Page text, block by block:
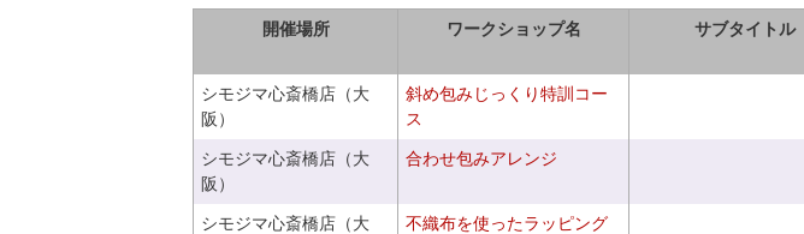
開催場所 ワークショップ名 サブタイトル
シモジマ心斎橋店（大
阪）
斜め包みじっくり特訓コー
ス
シモジマ心斎橋店（大
阪）
合わせ包みアレンジ
シモジマ心斎橋店（大
不織布を使ったラッピング